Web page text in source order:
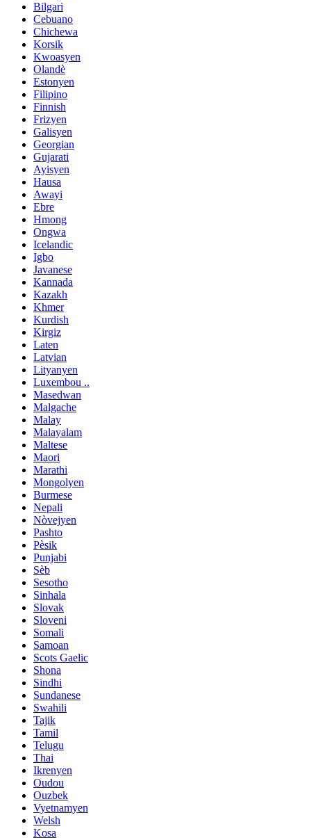
Bilgari
Cebuano
Chichewa
Korsik
Kwoasyen
Olandè
Estonyen
Filipino
Finnish
Frizyen
Galisyen
Georgian
Gujarati
Ayisyen
Hausa
Awayi
Ebre
Hmong
Ongwa
Icelandic
Igbo
Javanese
Kannada
Kazakh
Khmer
Kurdish
Kirgiz
Laten
Latvian
Lityanyen
Luxembou ..
Masedwan
Malgache
Malay
Malayalam
Maltese
Maori
Marathi
Mongolyen
Burmese
Nepali
Nòvejyen
Pashto
Pèsik
Punjabi
Sèb
Sesotho
Sinhala
Slovak
Sloveni
Somali
Samoan
Scots Gaelic
Shona
Sindhi
Sundanese
Swahili
Tajik
Tamil
Telugu
Thai
Ikrenyen
Oudou
Ouzbek
Vyetnamyen
Welsh
Kosa